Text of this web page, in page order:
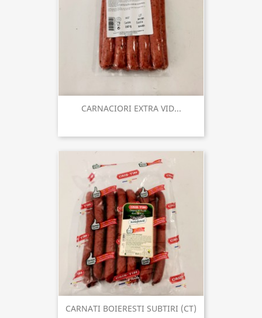
CARNACIORI EXTRA VID...
CARNATI BOIERESTI SUBTIRI (CT)